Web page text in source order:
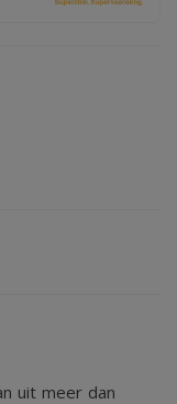
uit meer dan